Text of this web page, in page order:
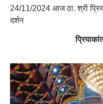
24/11/2024 आज ठा. श्री
दर्शन